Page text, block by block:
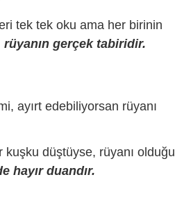
tek tek oku ama her birinin
gerçek tabiridir.
ayırt edebiliyorsan rüyanı
düştüyse, rüyanı olduğu
hayır duandır.